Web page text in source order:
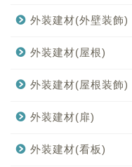
外装建材(外壁装飾)
外装建材(屋根)
外装建材(屋根装飾)
外装建材(扉)
外装建材(看板)